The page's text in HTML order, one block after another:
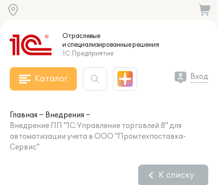
Отраслевые
и специализированныерешения
1С:Предприятие
Каталог Вход
Главная
Внедрения
Внедрение ПП "1С:Управление торговлей 8" для
автоматизации учета в ООО "Промтехпоставка-
Сервис"
К списку